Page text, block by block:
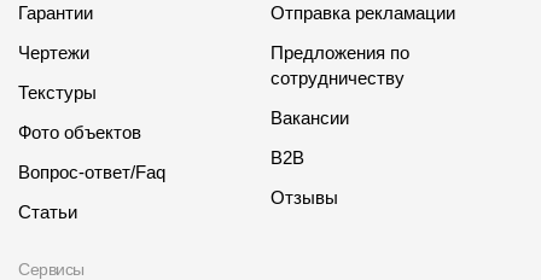
Гарантии
Чертежи
Текстуры
Фото объектов
Вопрос-ответ/Faq
Статьи
Сервисы
Отправка рекламации
Предложения по
сотрудничеству
Вакансии
B2B
Отзывы